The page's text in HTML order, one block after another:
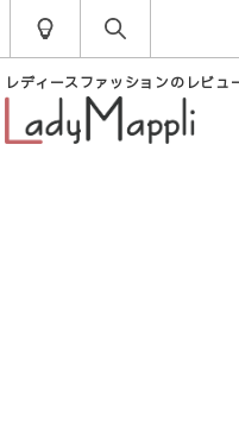
レディースファッションのレビュ